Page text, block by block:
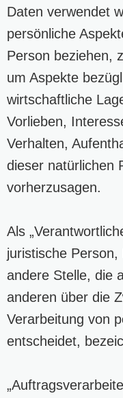
Daten verwendet
persönliche
Person beziehen,
um Aspekte
wirtschaftliche
Vorlieben,
Verhalten,
dieser natürlichen
vorherzusagen.
Als
juristische
andere Stelle, die
anderen über die
Verarbeitung von
entscheidet,